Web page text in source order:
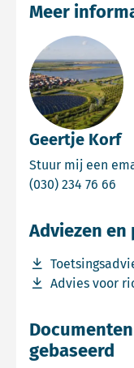
Geertje Korf
Stuur mij een
(030) 234 76 66
Meer
Adviezen
Download
Advies voor
Download
gebaseerd